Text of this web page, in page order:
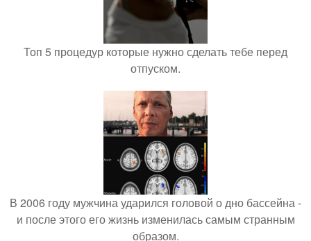
Топ 5 процедур которые нужно сделать тебе перед
отпуском.
В 2006 году мужчина ударился головой о дно бассейна -
и после этого его жизнь изменилась самым странным
образом.